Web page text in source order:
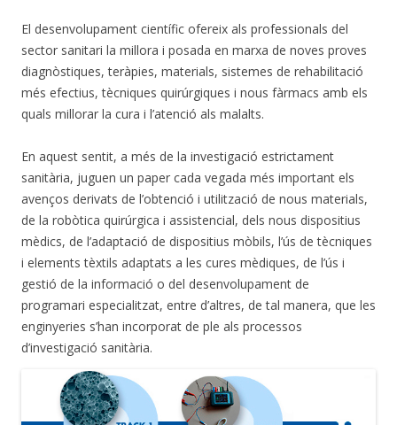
El desenvolupament científic ofereix als professionals del
sector sanitari la millora i posada en marxa de noves proves
diagnòstiques, teràpies, materials, sistemes de rehabilitació
més efectius, tècniques quirúrgiques i nous fàrmacs amb els
quals millorar la cura i l’atenció als malalts.
En aquest sentit, a més de la investigació estrictament
sanitària, juguen un paper cada vegada més important els
avenços derivats de l’obtenció i utilització de nous materials,
de la robòtica quirúrgica i assistencial, dels nous dispositius
mèdics, de l’adaptació de dispositius mòbils, l’ús de tècniques
i elements tèxtils adaptats a les cures mèdiques, de l’ús i
gestió de la informació o del desenvolupament de
programari especialitzat, entre d’altres, de tal manera, que les
enginyeries s’han incorporat de ple als processos
d’investigació sanitària.